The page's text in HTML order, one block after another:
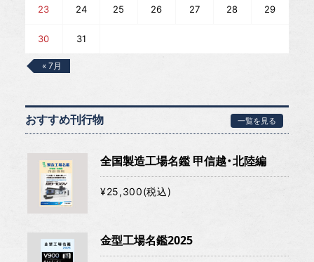
23 24 25 26 27 28 29
30 31
« 7月
おすすめ刊行物 一覧を見る
全国製造工場名鑑 甲信越・北陸編
¥25,300(税込)
金型工場名鑑2025